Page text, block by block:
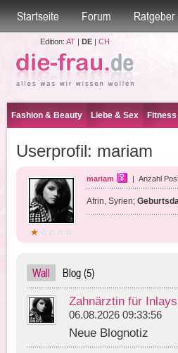
Startseite Forum Ratgeber
Edition: AT| DE| CH
Fashion & Beauty Liebe & Sex
Userprofil: mariam
mariam | Anzahl
Afrin, Syrien;
Wall Blog (5)
Zahnärztin für
06.08.2026 09:33:56
Neue Blognotiz